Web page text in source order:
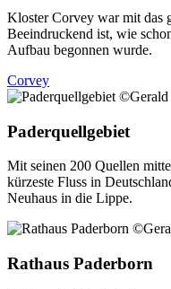
Kloster Corvey war mit das
Beeindruckend ist, wie
Aufbau begonnen wurde.
Corvey
Paderquellgebiet
Mit seinen 200 Quellen
kürzeste Fluss in
Neuhaus in die Lippe.
Rathaus Paderborn